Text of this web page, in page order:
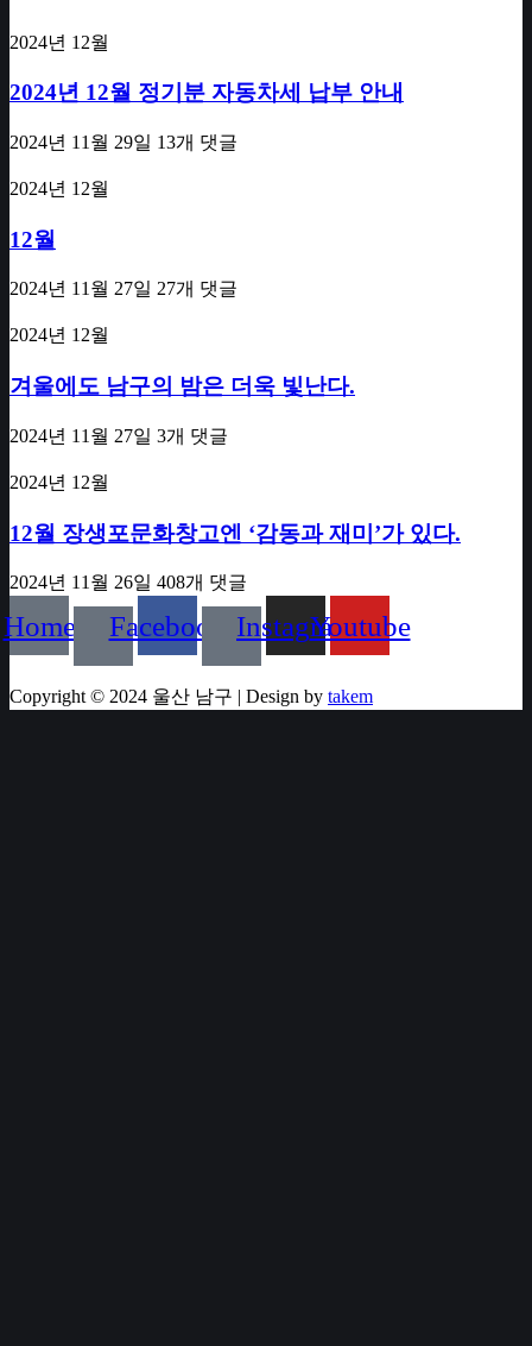
2024년 12월
2024년 12월 정기분 자동차세 납부 안내
2024년 11월 29일 13개 댓글
2024년 12월
12월
2024년 11월 27일 27개 댓글
2024년 12월
겨울에도 남구의 밤은 더욱 빛난다.
2024년 11월 27일 3개 댓글
2024년 12월
12월 장생포문화창고엔 ‘감동과 재미’가 있다.
2024년 11월 26일 408개 댓글
Home Facebook InstagramYoutube
Copyright © 2024 울산 남구 | Design by takem